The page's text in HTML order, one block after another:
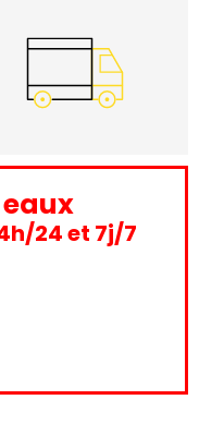
24 et 7j/7